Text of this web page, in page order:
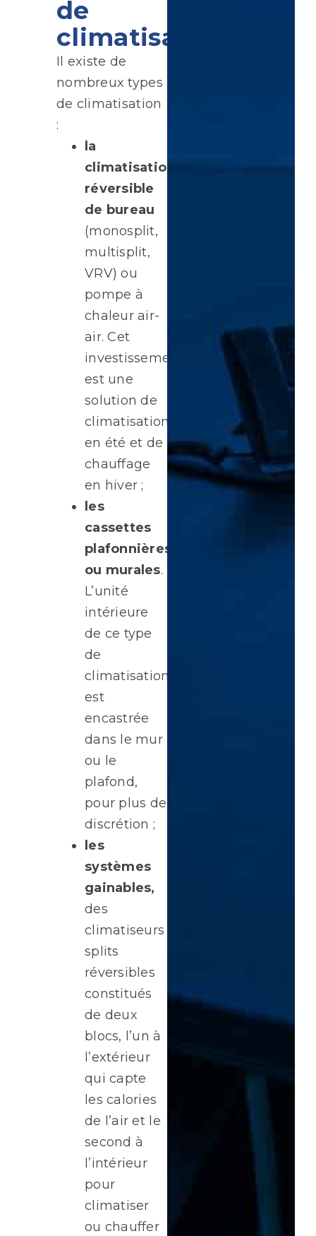
de
climatisation
Il existe de
nombreux types
de climatisation
:
la
climatisation
réversible
de bureau
(monosplit,
multisplit,
VRV) ou
pompe à
chaleur air-
air. Cet
investissement
est une
solution de
climatisation
en été et de
chauffage
en hiver ;
les
cassettes
plafonnières
ou murales.
L’unité
intérieure
de ce type
de
climatisation
est
encastrée
dans le mur
ou le
plafond,
pour plus de
discrétion ;
les
systèmes
gainables,
des
climatiseurs
splits
réversibles
constitués
de deux
blocs, l’un à
l’extérieur
qui capte
les calories
de l’air et le
second à
l’intérieur
pour
climatiser
ou chauffer